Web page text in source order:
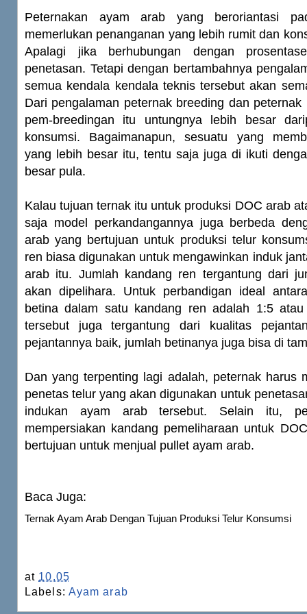
Peternakan ayam arab yang beroriantasi
memerlukan penanganan yang lebih rumit dan
Apalagi jika berhubungan dengan
penetasan. Tetapi dengan bertambahnya
semua kendala kendala teknis tersebut akan
Dari pengalaman peternak breeding dan peternak
pem-breedingan itu untungnya lebih besar
konsumsi. Bagaimanapun, sesuatu yang
yang lebih besar itu, tentu saja juga di ikuti
besar pula.
Kalau tujuan ternak itu untuk produksi DOC arab
saja model perkandangannya juga berbeda
arab yang bertujuan untuk produksi telur
ren biasa digunakan untuk mengawinkan induk
arab itu. Jumlah kandang ren tergantung dari
akan dipelihara. Untuk perbandigan ideal
betina dalam satu kandang ren adalah 1:5
tersebut juga tergantung dari kualitas
pejantannya baik, jumlah betinanya juga bisa di
Dan yang terpenting lagi adalah, peternak harus
penetas telur yang akan digunakan untuk
indukan ayam arab tersebut. Selain itu,
mempersiakan kandang pemeliharaan untuk
bertujuan untuk menjual pullet ayam arab.
Baca Juga:
Ternak Ayam Arab Dengan Tujuan Produksi Telur Konsumsi
at 10.05
Labels: Ayam arab